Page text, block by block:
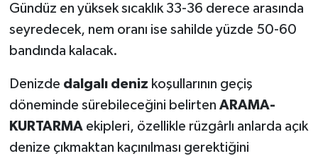
Gündüz en yüksek sıcaklık 33-36 derece arasında
seyredecek, nem oranı ise sahilde yüzde 50-60
bandında kalacak.
Denizde dalgalı deniz koşullarının geçiş
döneminde sürebileceğini belirten ARAMA-
KURTARMAekipleri, özellikle rüzgârlı anlarda açık
denize çıkmaktan kaçınılması gerektiğini